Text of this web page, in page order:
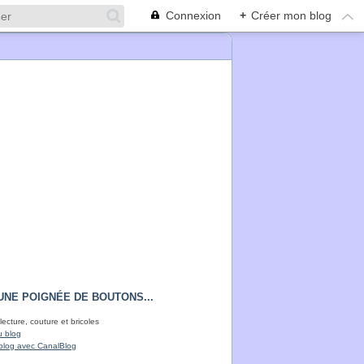
Connexion + Créer mon blog
POIGNÉE DE BOUTONS...
couture et bricoles
blog
avec CanalBlog